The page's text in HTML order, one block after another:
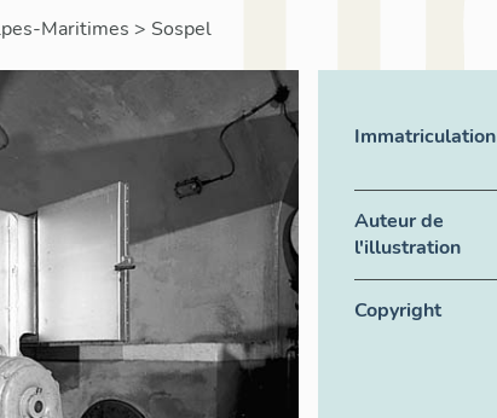
Maritimes > Sospel
Immatriculation
Auteur de
l'illustration
Copyright